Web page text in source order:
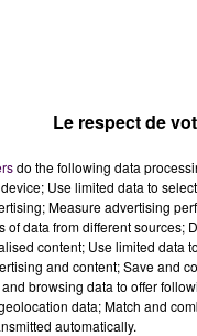
l’inflation et de
. En terrasse, on se
on va s’y faire..."
dans lesquels le
Le respect de
do the following data
Use limited data to
Measure advertising
of data from different
content; Use limited data
and content; Save and
browsing data to offer
data; Match and
automatically.